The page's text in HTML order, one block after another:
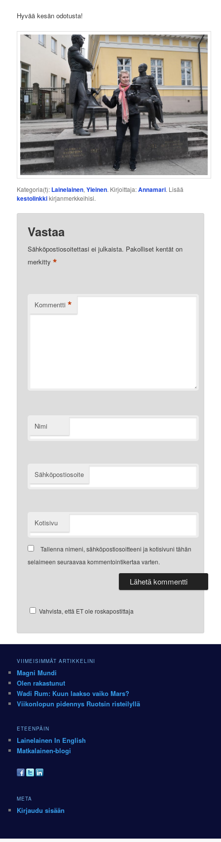
Hyvää kesän odotusta!
Kategoria(t): Lainelainen,Yleinen. Kirjoittaja:Annamari. Lisää
kestolinkkikirjanmerkkeihisi.
Vastaa
Sähköpostiosoitettasi ei julkaista. Pakolliset kentät on
merkitty*
Kommentti *
Nimi
Sähköpostiosoite
Kotisivu
Tallenna nimeni, sähköpostiosoitteeni ja kotisivuni tähän
selaimeen seuraavaa kommentointikertaa varten.
Vahvista, että ET ole roskapostittaja
VIIMEISIMMÄT ARTIKKELINI
Magni Mundi
Olen rakastunut
Wadi Rum: Kuun laakso vaiko Mars?
Viikonlopun pidennys Ruotsin risteilyllä
ETEENPÄIN
Lainelainen In English
Matkalainen-blogi
META
Kirjaudu sisään